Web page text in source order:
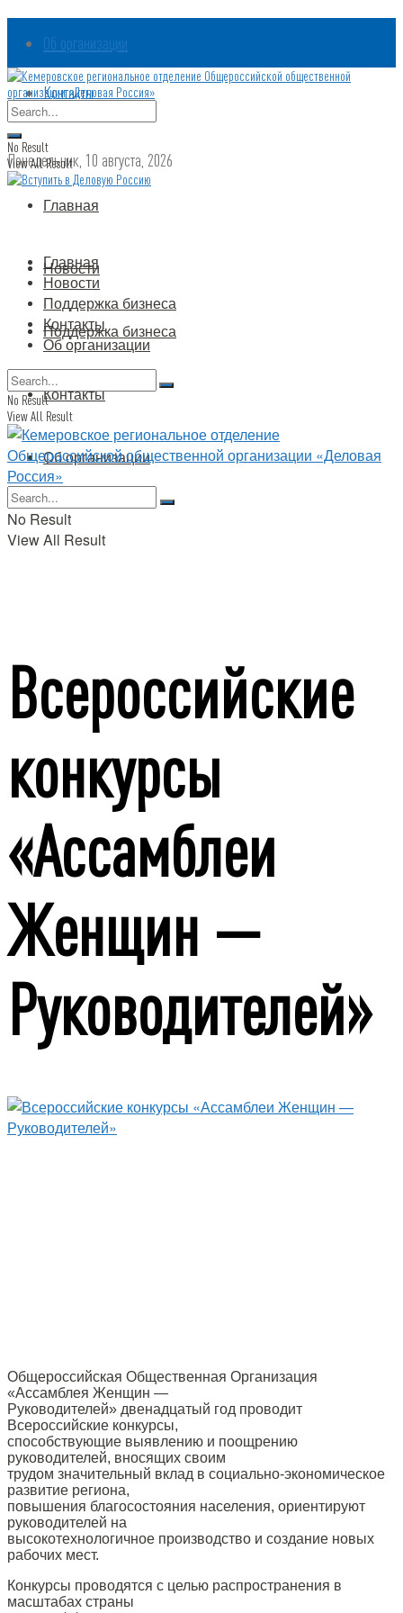
Об организации
Контакты
Понедельник, 10 августа, 2026
No Result
View All Result
Главная
Новости
Поддержка бизнеса
Контакты
Об организации
Главная
Новости
Поддержка бизнеса
Контакты
Об организации
No Result
View All Result
No Result
View All Result
Всероссийские
конкурсы
«Ассамблеи
Женщин —
Руководителей»
Общероссийская Общественная Организация
«Ассамблея Женщин —
Руководителей» двенадцатый год проводит
Всероссийские конкурсы,
способствующие выявлению и поощрению
руководителей, вносящих своим
трудом значительный вклад в социально-экономическое
развитие региона,
повышения благосостояния населения, ориентируют
руководителей на
высокотехнологичное производство и создание новых
рабочих мест.
Конкурсы проводятся с целью распространения в
масштабах страны